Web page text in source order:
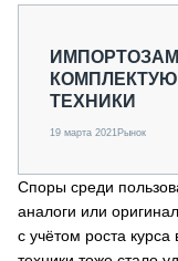
ТЕХНИКИ
19 марта 2021Рынок
Споры среди
аналоги или
с учётом роста